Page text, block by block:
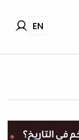
EN